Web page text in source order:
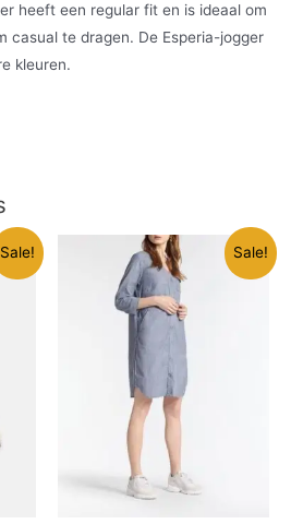
heeft een regular fit en is ideaal om
casual te dragen. De Esperia-jogger
kleuren.
Sale! Sale!